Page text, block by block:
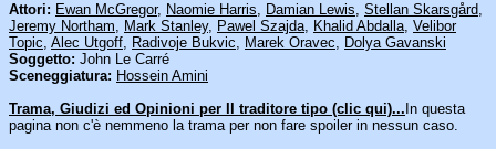
Attori: Ewan McGregor, Naomie Harris, Damian Lewis, Stellan Skarsgård,
Jeremy Northam, Mark Stanley, Pawel Szajda, Khalid Abdalla, Velibor
Topic, Alec Utgoff, Radivoje Bukvic, Marek Oravec, Dolya Gavanski
Soggetto: John Le Carré
Sceneggiatura: Hossein Amini
Trama, Giudizi ed Opinioni per Il traditore tipo (clic qui)... In questa
pagina non c'è nemmeno la trama per non fare spoiler in nessun caso.